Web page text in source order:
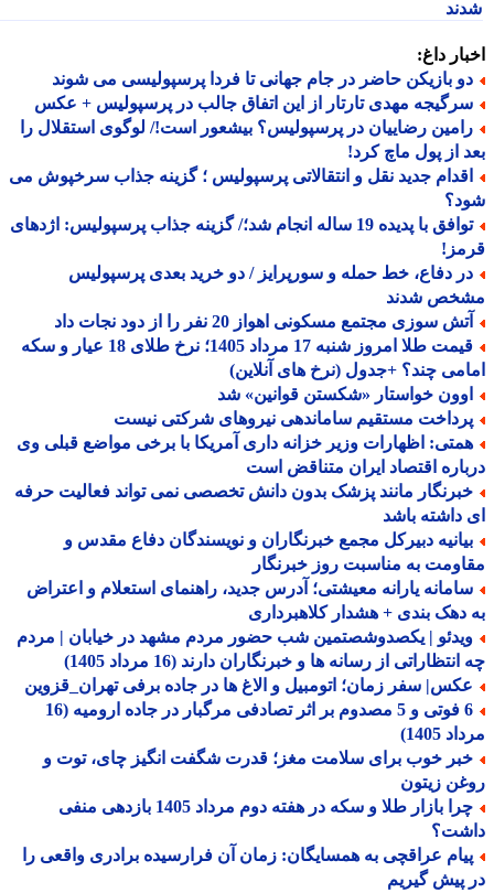
داغ:
بازیکن حاضر در جام جهانی تا فردا پرسپولیسی می شوند
مهدی تارتار از این اتفاق جالب در پرسپولیس + عکس
رضاییان در پرسپولیس؟ بیشعور است!/ لوگوی استقلال را
از پول ماچ کرد!
جدید نقل و انتقالاتی پرسپولیس ؛ گزینه جذاب سرخپوش می
توافق با پدیده 19 ساله انجام شد؛/ گزینه جذاب پرسپولیس: اژدهای
دفاع، خط حمله و سورپرایز / دو خرید بعدی پرسپولیس
شدند
سوزی مجتمع مسکونی اهواز 20 نفر را از دود نجات داد
قیمت طلا امروز شنبه 17 مرداد 1405؛ نرخ طلای 18 عیار و سکه
چند؟ +جدول (نرخ های آنلاین)
خواستار «شکستن قوانین» شد
مستقیم ساماندهی نیروهای شرکتی نیست
اظهارات وزیر خزانه داری آمریکا با برخی مواضع قبلی وی
اقتصاد ایران متناقض است
مانند پزشک بدون دانش تخصصی نمی تواند فعالیت حرفه
داشته باشد
دبیرکل مجمع خبرنگاران و نویسندگان دفاع مقدس و
به مناسبت روز خبرنگار
یارانه معیشتی؛ آدرس جدید، راهنمای استعلام و اعتراض
دهک بندی + هشدار کلاهبرداری
| یکصدوشصتمین شب حضور مردم مشهد در خیابان | مردم
از رسانه ها و خبرنگاران دارند (16 مرداد 1405)
سفر زمان؛ اتومبیل و الاغ ها در جاده برفی تهران_قزوین
6 فوتی و 5 مصدوم بر اثر تصادفی مرگبار در جاده ارومیه (16
1405)
خوب برای سلامت مغز؛ قدرت شگفت انگیز چای، توت و
زیتون
چرا بازار طلا و سکه در هفته دوم مرداد 1405 بازدهی منفی
عراقچی به همسایگان: زمان آن فرارسیده برادری واقعی را
پیش گیریم